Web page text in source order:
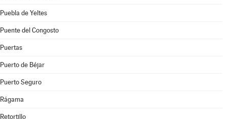
Puebla de Yeltes
Puente del Congosto
Puertas
Puerto de Béjar
Puerto Seguro
Rágama
Retortillo